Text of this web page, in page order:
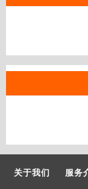
关于我们 服务